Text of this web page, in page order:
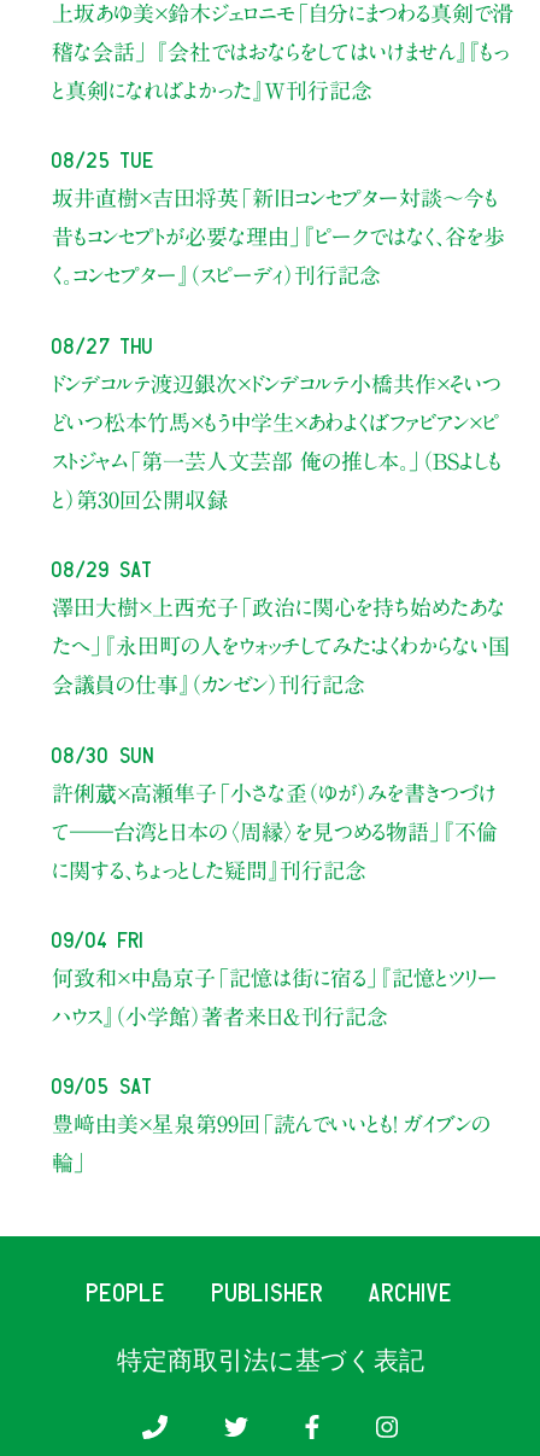
上坂あゆ美×鈴木ジェロニモ 「自分にまつわる真剣で滑
稽な会話」
『会社ではおならをしてはいけません』『もっ
と真剣になればよかった』W刊行記念
08/25 Tue
坂井直樹×吉田将英「新旧コンセプター対談～今も
昔もコンセプトが必要な理由」
『ピークではなく、谷を歩
く。コンセプター』（スピーディ）刊行記念
08/27 Thu
ドンデコルテ渡辺銀次×ドンデコルテ小橋共作×そいつ
どいつ松本竹馬×もう中学生×あわよくばファビアン×ピ
ストジャム「第一芸人文芸部 俺の推し本。」（BSよしも
と） 第30回公開収録
08/29 Sat
澤田大樹×上西充子 「政治に関心を持ち始めたあな
たへ」
『永田町の人をウォッチしてみた：よくわからない国
会議員の仕事』（カンゼン）刊行記念
08/30 Sun
許俐葳×高瀬隼子 「小さな歪（ゆが）みを書きつづけ
て――台湾と日本の〈周縁〉を見つめる物語」
『不倫
に関する、ちょっとした疑問』刊行記念
09/04 Fri
何致和×中島京子 「記憶は街に宿る」
『記憶とツリー
ハウス』（小学館）著者来日＆刊行記念
09/05 Sat
豊﨑由美×星泉 第99回「読んでいいとも！ ガイブンの
輪」
PEOPLE PUBLISHER ARCHIVE
特定商取引法に基づく表記